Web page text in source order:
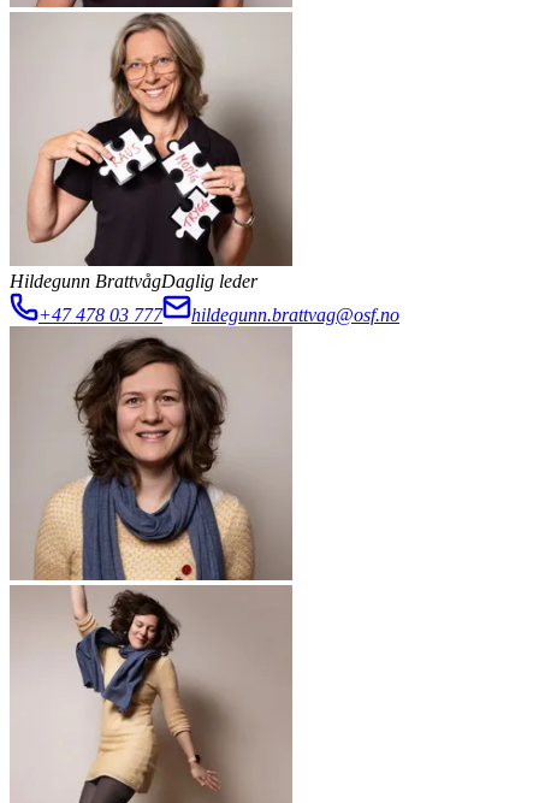
Hildegunn BrattvågDaglig leder
+47 478 03 777
hildegunn.brattvag@osf.no